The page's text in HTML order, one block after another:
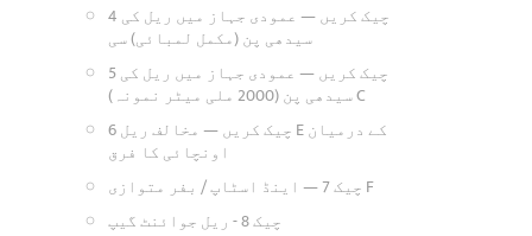
4 چیک کریں — عمودی جہاز میں ریل کی
سیدھی پن (مکمل لمبائی) سی
5 چیک کریں — عمودی جہاز میں ریل کی
سیدھی پن (2000 ملی میٹر نمونہ) C
6 چیک کریں — مخالف ریل E کے درمیان
اونچائی کا فرق
چیک 7 — اینڈ اسٹاپ / بفر متوازی F
چیک 8 - ریل جوائنٹ گیپ